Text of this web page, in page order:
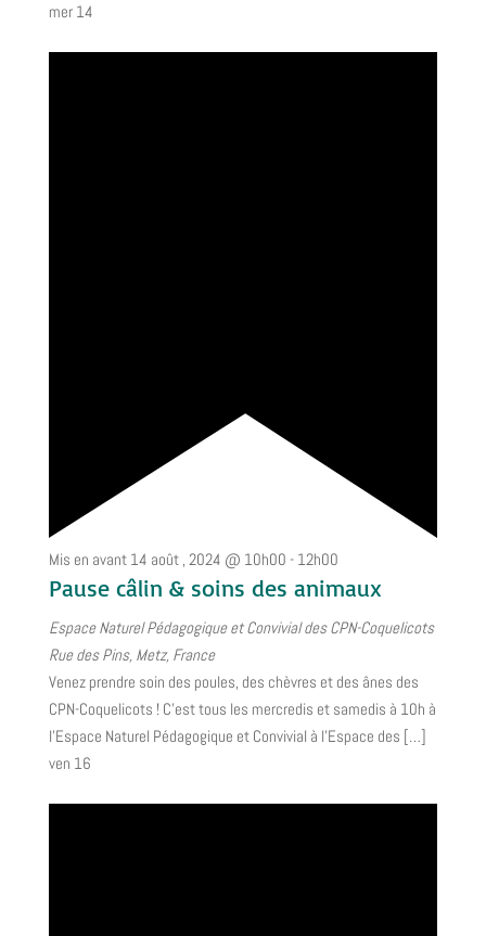
mer 14
Mis en avant 14 août , 2024 @ 10h00 - 12h00
Pause câlin & soins des animaux
Espace Naturel Pédagogique et Convivial des CPN-Coquelicots
Rue des Pins, Metz, France
Venez prendre soin des poules, des chèvres et des ânes des
CPN-Coquelicots ! C’est tous les mercredis et samedis à 10h à
l’Espace Naturel Pédagogique et Convivial à l’Espace des […]
ven 16